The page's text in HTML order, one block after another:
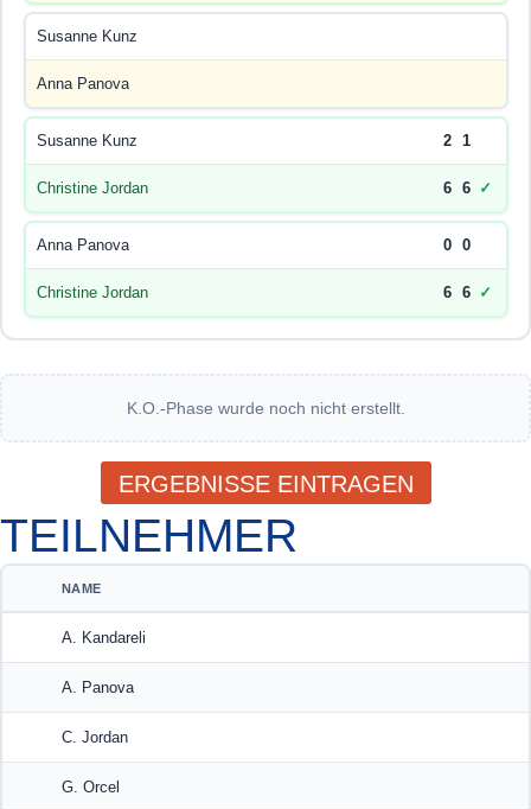
Susanne Kunz
Anna Panova
Susanne Kunz 2 1
Christine Jordan 6 6 ✓
Anna Panova 0 0
Christine Jordan 6 6 ✓
K.O.-Phase wurde noch nicht erstellt.
ERGEBNISSE EINTRAGEN
TEILNEHMER
NAME
A. Kandareli
A. Panova
C. Jordan
G. Orcel